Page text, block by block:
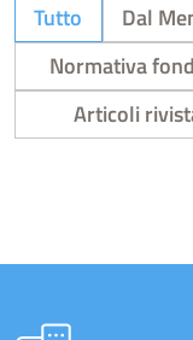
Tutto Dal
Normativa
Articoli